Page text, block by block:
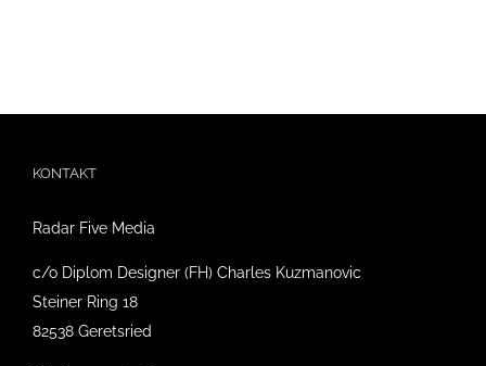
KONTAKT
Radar Five Media
c/o Diplom Designer (FH) Charles Kuzmanovic
Steiner Ring 18
82538 Geretsried